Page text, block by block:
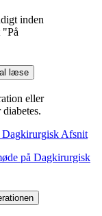
inden
"På
læse
eller
Dagkirurgisk Afsnit
på Dagkirurgisk